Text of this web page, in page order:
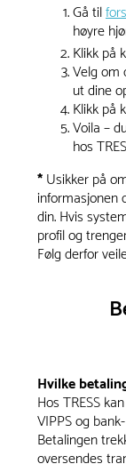
Gå til
høyre
Klikk på
Velg om
ut dine
Klikk på
Voila –
hos
*Usikker på
informasjonen
din. Hvis
profil og
Følg derfor
Hvilke
Hos TRESS
VIPPS og
Betalingen
oversendes